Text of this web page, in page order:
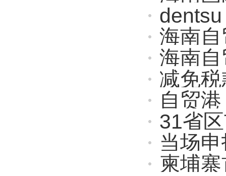
dentsu
海南自贸港
海南
减免税款
自贸港 |
31省
当场申
柬埔